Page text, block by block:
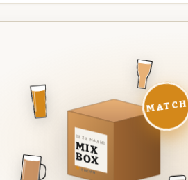
DEZE MAAND
MIX
BOX
8 BIEREN
MATCH